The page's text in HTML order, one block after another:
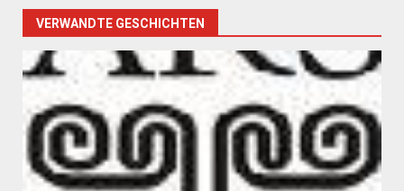
VERWANDTE GESCHICHTEN